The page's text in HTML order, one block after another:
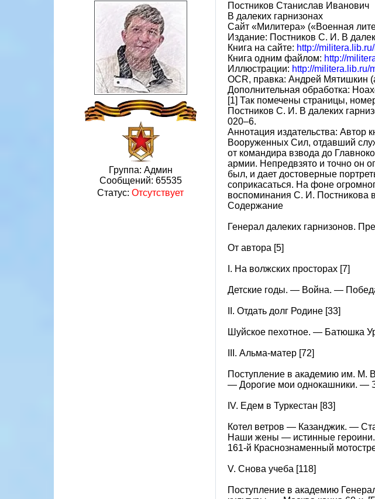
Группа: Админ
Сообщений: 65535
Статус: Отсутствует
Постников Станислав Иванович
В далеких гарнизонах
Сайт «Милитера» («Военная
Издание: Постников С. И. В
Книга на сайте: http://
Книга одним файлом: http://
Иллюстрации: http://militera.lib.ru/
OCR, правка: Андрей Мятишкин
Дополнительная обработка:
[1] Так помечены страницы,
Постников С. И. В далеких
020–6.
Аннотация издательства: Автор
Вооруженных Сил, отдавший
от командира взвода до
армии. Непредвзято и точно он
был, и дает достоверные
соприкасаться. На фоне
воспоминания С. И. Постникова
Содержание
Генерал далеких гарнизонов.
От автора [5]
I. На волжских просторах [7]
Детские годы. — Война. —
II. Отдать долг Родине [33]
Шуйское пехотное. — Батюшка
III. Альма-матер [72]
Поступление в академию им. М.
— Дорогие мои однокашники. —
IV. Едем в Туркестан [83]
Котел ветров — Казанджик. —
Наши жены — истинные
161-й Краснознаменный
V. Снова учеба [118]
Поступление в академию